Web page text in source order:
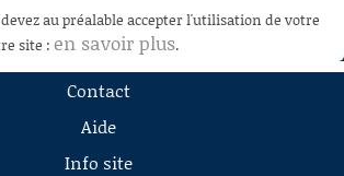
au préalable accepter l'utilisation de votre
site : en savoir plus.
Contact
Aide
Info site